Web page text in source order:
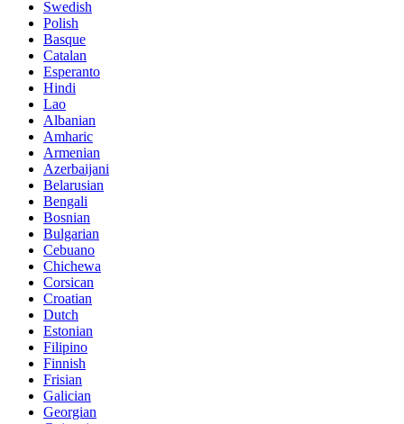
Swedish
Polish
Basque
Catalan
Esperanto
Hindi
Lao
Albanian
Amharic
Armenian
Azerbaijani
Belarusian
Bengali
Bosnian
Bulgarian
Cebuano
Chichewa
Corsican
Croatian
Dutch
Estonian
Filipino
Finnish
Frisian
Galician
Georgian